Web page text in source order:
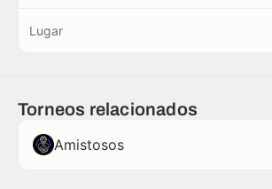
Lugar
Torneos relacionados
Amistosos